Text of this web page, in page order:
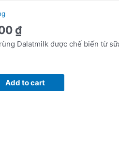
₫
Dalatmilk được chế biến từ
Add to cart